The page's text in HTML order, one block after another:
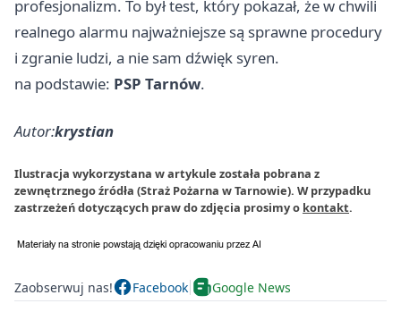
profesjonalizm. To był test, który pokazał, że w chwili
realnego alarmu najważniejsze są sprawne procedury
i zgranie ludzi, a nie sam dźwięk syren.
na podstawie: PSP Tarnów.
Autor:krystian
Ilustracja wykorzystana w artykule została pobrana z
zewnętrznego źródła (Straż Pożarna w Tarnowie). W przypadku
zastrzeżeń dotyczących praw do zdjęcia prosimy o kontakt.
Zaobserwuj nas! Facebook Google News